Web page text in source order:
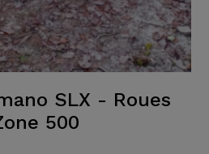
SLX - Roues
500